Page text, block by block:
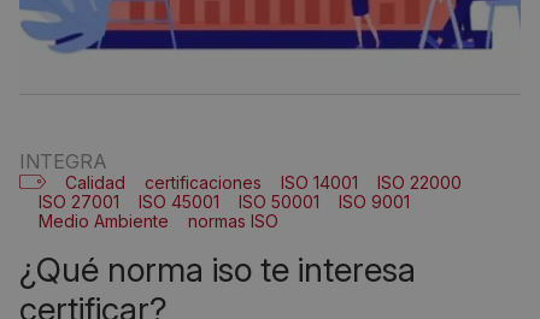
INTEGRA
Calidad certificaciones ISO 14001
ISO 22000
ISO 27001
ISO 45001 ISO 50001
ISO 9001
Medio Ambiente
normas ISO
¿qué norma iso te interesa
certificar?